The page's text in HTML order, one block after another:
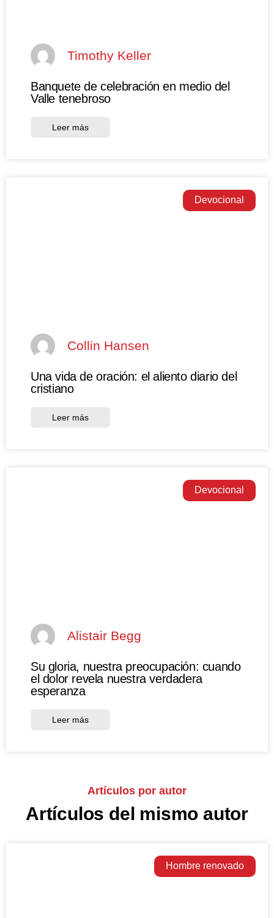
Timothy Keller
Banquete de celebración en medio del
Valle tenebroso
Leer más
Devocional
Collin Hansen
Una vida de oración: el aliento diario del
cristiano
Leer más
Devocional
Alistair Begg
Su gloria, nuestra preocupación: cuando
el dolor revela nuestra verdadera
esperanza
Leer más
Artículos por autor
Artículos del mismo autor
Hombre renovado